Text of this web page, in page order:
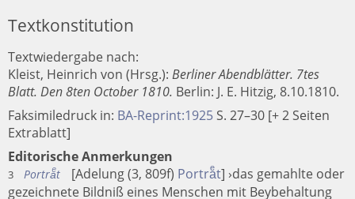
Textkonstitution
Textwiedergabe nach:
Kleist, Heinrich von (Hrsg.): Berliner Abendblätter. 7tes
Blatt. Den 8ten October 1810. Berlin: J. E. Hitzig, 8.10.1810.
Faksimiledruck in: BA-Reprint:1925 S. 27–30 [+ 2 Seiten
Extrablatt]
Editorische Anmerkungen
3 Portraͤt [Adelung (3, 809f) Portraͤt] ›das gemahlte oder
gezeichnete Bildniß eines Menschen mit Beybehaltung